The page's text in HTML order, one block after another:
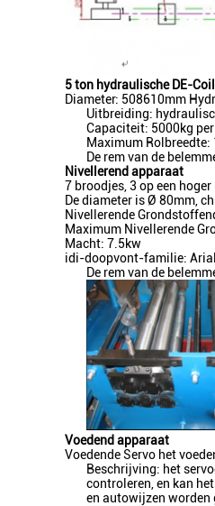
5 ton hydraulische DE-
Diameter: 508610mm
Uitbreiding:
Capaciteit: 5000kg
Maximum Rolbreedte:
De rem van de
Nivellerend apparaat
7 broodjes, 3 op een
De diameter is Ø 80mm,
Nivellerende
Maximum Nivellerende
Macht: 7.5kw
idi-doopvont-familie:
De rem van de
Voedend apparaat
Voedende Servo het
Beschrijving: het
controleren, en kan
en autowijzen worden